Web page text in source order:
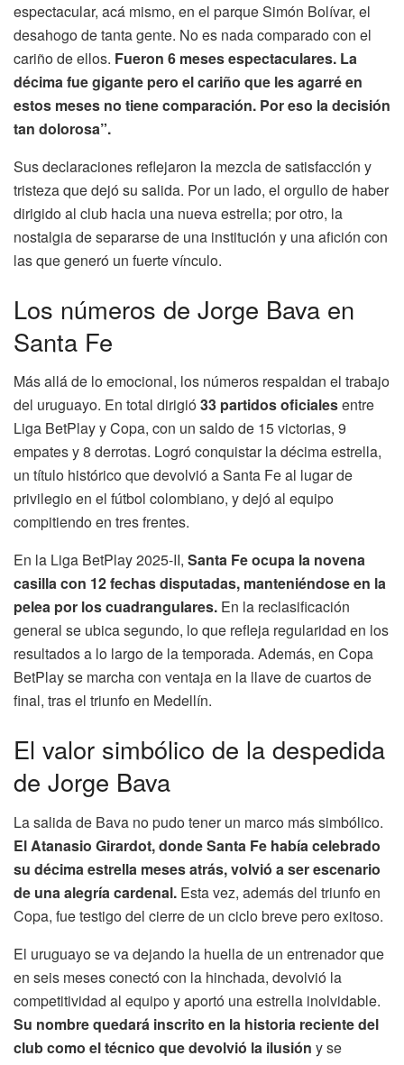
espectacular, acá mismo, en el parque Simón Bolívar, el
desahogo de tanta gente. No es nada comparado con el
cariño de ellos. Fueron 6 meses espectaculares. La
décima fue gigante pero el cariño que les agarré en
estos meses no tiene comparación. Por eso la decisión
tan dolorosa”.
Sus declaraciones reflejaron la mezcla de satisfacción y
tristeza que dejó su salida. Por un lado, el orgullo de haber
dirigido al club hacia una nueva estrella; por otro, la
nostalgia de separarse de una institución y una afición con
las que generó un fuerte vínculo.
Los números de Jorge Bava en
Santa Fe
Más allá de lo emocional, los números respaldan el trabajo
del uruguayo. En total dirigió33 partidos oficialesentre
Liga BetPlay y Copa, con un saldo de 15 victorias, 9
empates y 8 derrotas. Logró conquistar la décima estrella,
un título histórico que devolvió a Santa Fe al lugar de
privilegio en el fútbol colombiano, y dejó al equipo
compitiendo en tres frentes.
En la Liga BetPlay 2025-II, Santa Fe ocupa la novena
casilla con 12 fechas disputadas, manteniéndose en la
pelea por los cuadrangulares. En la reclasificación
general se ubica segundo, lo que refleja regularidad en los
resultados a lo largo de la temporada. Además, en Copa
BetPlay se marcha con ventaja en la llave de cuartos de
final, tras el triunfo en Medellín.
El valor simbólico de la despedida
de Jorge Bava
La salida de Bava no pudo tener un marco más simbólico.
El Atanasio Girardot, donde Santa Fe había celebrado
su décima estrella meses atrás, volvió a ser escenario
de una alegría cardenal. Esta vez, además del triunfo en
Copa, fue testigo del cierre de un ciclo breve pero exitoso.
El uruguayo se va dejando la huella de un entrenador que
en seis meses conectó con la hinchada, devolvió la
competitividad al equipo y aportó una estrella inolvidable.
Su nombre quedará inscrito en la historia reciente del
club como el técnico que devolvió la ilusión y se